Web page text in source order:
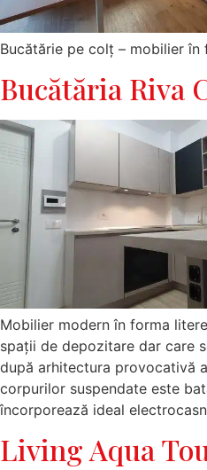
Bucătărie pe colț – mobilier în
Bucătăria Riva
Mobilier modern în forma
spații de depozitare dar care
după arhitectura provocativă
corpurilor suspendate este
încorporează ideal
Living Aqua